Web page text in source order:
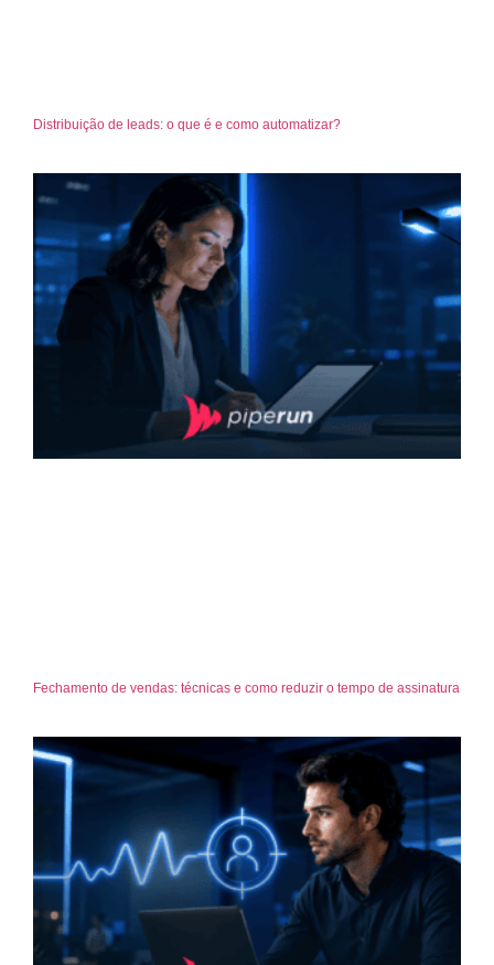
Distribuição de leads: o que é e como automatizar?
Fechamento de vendas: técnicas e como reduzir o tempo de assinatura